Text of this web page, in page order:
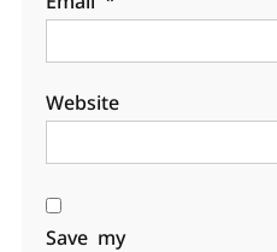
Website
Save my